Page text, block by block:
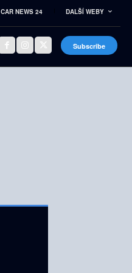
CAR NEWS 24 DALŠÍ WEBY
Subscribe